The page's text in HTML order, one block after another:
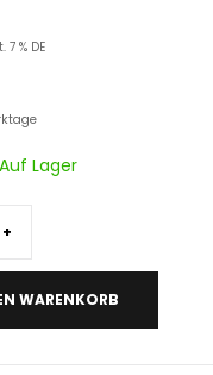
7 % DE
Auf Lager
+
WARENKORB